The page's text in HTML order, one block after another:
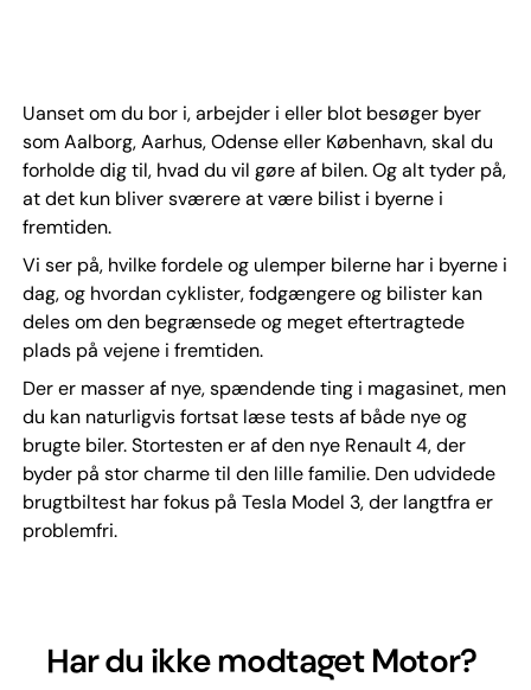
Uanset om du bor i, arbejder i eller blot besøger byer
som Aalborg, Aarhus, Odense eller København, skal du
forholde dig til, hvad du vil gøre af bilen. Og alt tyder på,
at det kun bliver sværere at være bilist i byerne i
fremtiden.
Vi ser på, hvilke fordele og ulemper bilerne har i byerne i
dag, og hvordan cyklister, fodgængere og bilister kan
deles om den begrænsede og meget eftertragtede
plads på vejene i fremtiden.
Der er masser af nye, spændende ting i magasinet, men
du kan naturligvis fortsat læse tests af både nye og
brugte biler. Stortesten er af den nye Renault 4, der
byder på stor charme til den lille familie. Den udvidede
brugtbiltest har fokus på Tesla Model 3, der langtfra er
problemfri.
Har du ikke modtaget Motor?